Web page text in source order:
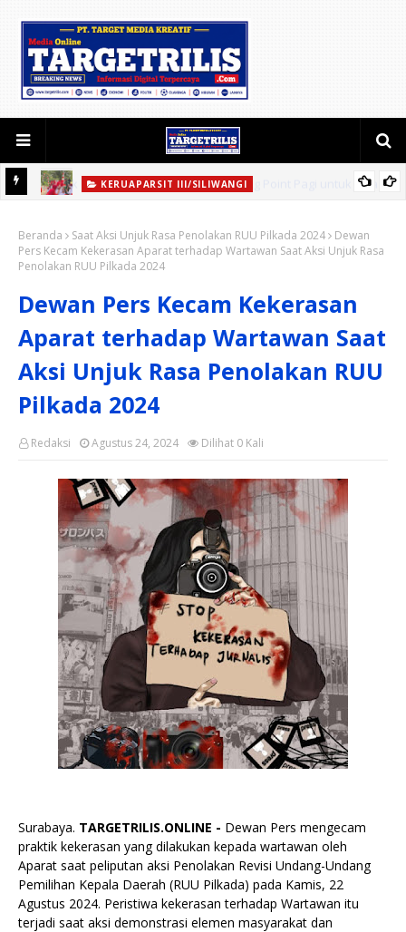
KERUAPARSIT III/SILIWANGI
Lokasi Sumur Bor
Beranda Saat Aksi Unjuk Rasa Penolakan RUU Pilkada 2024
Dewan
Pers Kecam Kekerasan Aparat terhadap Wartawan Saat Aksi Unjuk Rasa
Penolakan RUU Pilkada 2024
Dewan Pers Kecam Kekerasan
Aparat terhadap Wartawan Saat
Aksi Unjuk Rasa Penolakan RUU
Pilkada 2024
Redaksi Dilihat 0 Kali
Agustus 24, 2024
Surabaya. TARGETRILIS.ONLINE - Dewan Pers mengecam
praktik kekerasan yang dilakukan kepada wartawan oleh
Aparat saat peliputan aksi Penolakan Revisi Undang-Undang
Pemilihan Kepala Daerah (RUU Pilkada) pada Kamis, 22
Agustus 2024. Peristiwa kekerasan terhadap Wartawan itu
terjadi saat aksi demonstrasi elemen masyarakat dan